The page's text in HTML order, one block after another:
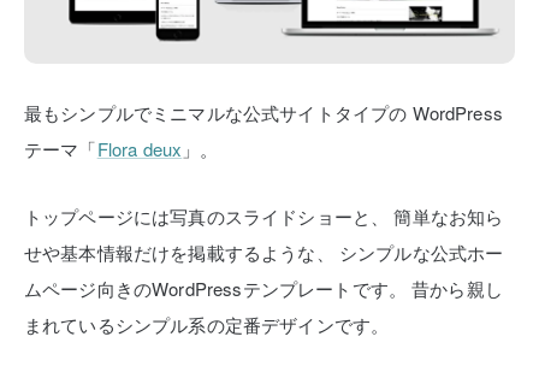
最もシンプルでミニマルな公式サイトタイプの WordPress
テーマ「Flora deux 」。
トップページには写真のスライドショーと、
簡単なお知ら
せや基本情報だけを掲載するような、
シンプルな公式ホー
ムページ向きのWordPressテンプレートです。
昔から親し
まれているシンプル系の定番デザインです。